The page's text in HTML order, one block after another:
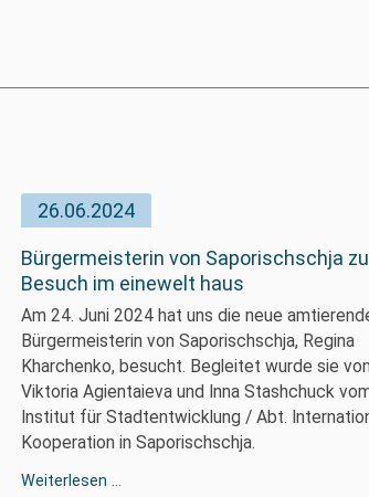
26.06.2024
Bürgermeisterin von Saporischschja zu
Besuch im einewelt haus
Am 24. Juni 2024 hat uns die neue
Bürgermeisterin von Saporischschja, Regina
Kharchenko, besucht. Begleitet wurde sie von
Viktoria Agientaieva und Inna Stashchuck
Institut für Stadtentwicklung / Abt.
Kooperation in Saporischschja.
Weiterlesen …